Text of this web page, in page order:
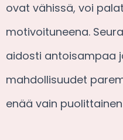
ovat vähissä, voi
motivoituneena.
aidosti antoisampaa
mahdollisuudet
enää vain